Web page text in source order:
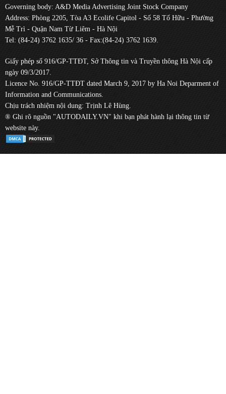
Governing body: A&D Media Advertising Joint Stock Company
Address: Phòng 2205, Tòa A3 Ecolife Capitol - Số 58 Tố Hữu - Phường
Mễ Trì - Quận Nam Từ Liêm - Hà Nội
Tel: (84-24) 3762 1635/ 36 - Fax:(84-24) 3762 1639.
Giấy phép số 916/GP-TTĐT, Sở Thông tin và Truyền thông Hà Nội cấp
ngày 09/3/2017.
Licence No. 916/GP-TTĐT dated March 9, 2017 by Ha Noi Deparment of
Information and Communications.
Chịu trách nhiệm nội dung: Trịnh Lê Hùng.
® Ghi rõ nguồn "AUTODAILY.VN" khi bạn phát hành lại thông tin từ
website này.